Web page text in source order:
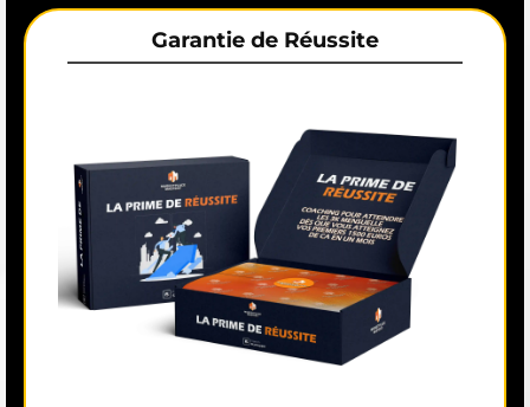
Garantie de Réussite